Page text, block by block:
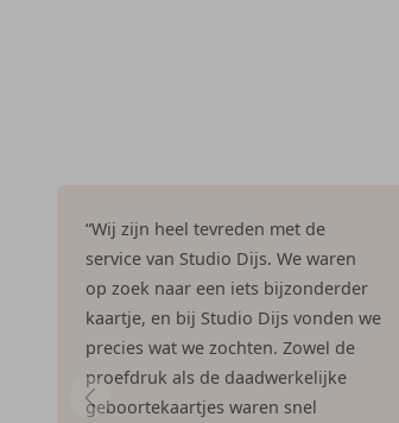
“Wij zijn heel tevreden met de
service van Studio Dijs. We waren
op zoek naar een iets bijzonderder
kaartje, en bij Studio Dijs vonden we
precies wat we zochten. Zowel de
proefdruk als de daadwerkelijke
geboortekaartjes waren snel